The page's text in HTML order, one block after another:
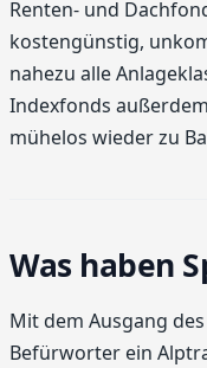
Renten- und
kostengünstig,
nahezu alle
Indexfonds
mühelos wieder zu
Was haben
Mit dem Ausgang
Befürworter ein